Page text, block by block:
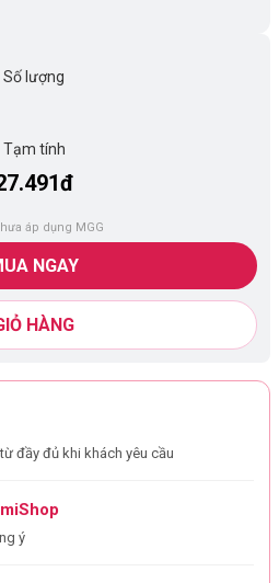
Số lượng
Tạm tính
áp dụng MGG
NGAY
HÀNG
đầy đủ khi khách yêu cầu
ý